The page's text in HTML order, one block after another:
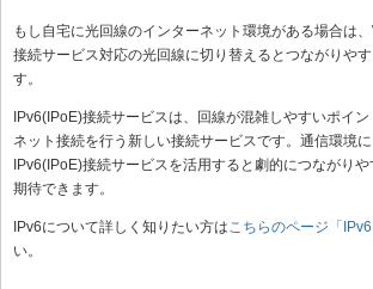
もし自宅に光回線のインターネット環境がある場合は
接続サービス対応の光回線に切り替えるとつながりや
す。
IPv6(IPoE)接続サービスは、回線が混雑しやすいポイ
ネット接続を行う新しい接続サービスです。通信環境に
IPv6(IPoE)接続サービスを活用すると劇的につながり
期待できます。
IPv6について詳しく知りたい方はこちらのページ「IPv6
い。